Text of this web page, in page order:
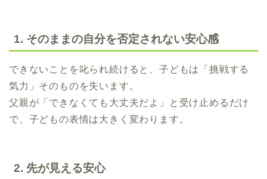
1. そのままの自分を否定されない安心感
できないことを叱られ続けると、子どもは「挑戦する
気力」そのものを失います。
父親が「できなくても大丈夫だよ」と受け止めるだけ
で、子どもの表情は大きく変わります。
2. 先が見える安心